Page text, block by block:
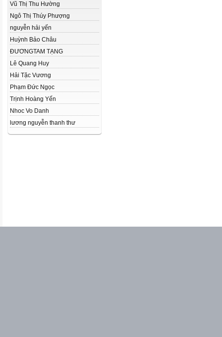
Vũ Thị Thu Hường
Ngô Thị Thúy Phượng
nguyễn hải yến
Huỳnh Bảo Châu
ĐƯƠNGTAM TẠNG
Lê Quang Huy
Hải Tặc Vương
Phạm Đức Ngọc
Trịnh Hoàng Yến
Nhoc Vo Danh
lương nguyễn thanh thư